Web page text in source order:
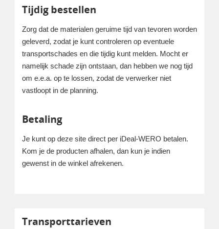
Tijdig bestellen
Zorg dat de materialen geruime tijd van tevoren worden
geleverd, zodat je kunt controleren op eventuele
transportschades en die tijdig kunt melden. Mocht er
namelijk schade zijn ontstaan, dan hebben we nog tijd
om e.e.a. op te lossen, zodat de verwerker niet
vastloopt in de planning.
Betaling
Je kunt op deze site direct per iDeal-WERO betalen.
Kom je de producten afhalen, dan kun je indien
gewenst in de winkel afrekenen.
Transporttarieven